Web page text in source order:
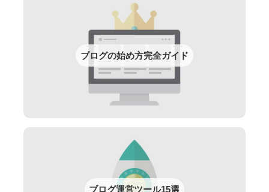
ブログの始め方完全ガイド
ブログ運営ツール15選